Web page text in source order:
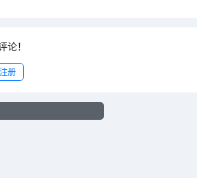
论！
册